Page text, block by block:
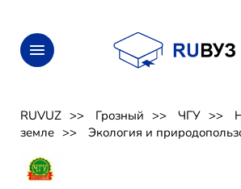
RUVUZ Грозный ЧГУ
земле
Экология и